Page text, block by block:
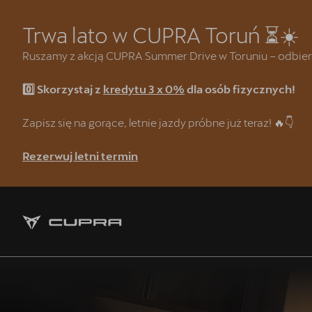
Trwa lato w CUPRA Toruń ⏳☀️
Ruszamy z akcją CUPRA Summer Drive w Toruniu –
0️⃣ Skorzystaj z kredytu 3 x 0% dla osób fizycznych!
Zapisz się na gorące, letnie jazdy próbne już teraz! 🔥👇
Rezerwuj letni termin
Strona główna
Kredyt klasyczny 3 x 0%
CUPRA Summer Drive 🌴
CUPRA Formentor e-Hybrid
Wyprzedaż samochodów